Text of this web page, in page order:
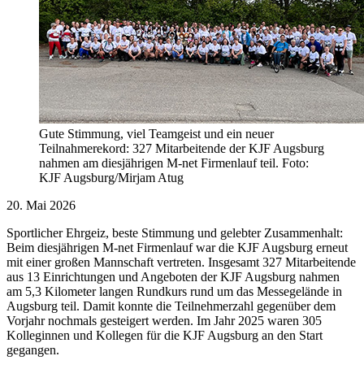
Gute Stimmung, viel Teamgeist und ein neuer
Teilnahmerekord: 327 Mitarbeitende der KJF Augsburg
nahmen am diesjährigen M-net Firmenlauf teil. Foto:
KJF Augsburg/Mirjam Atug
20. Mai 2026
Sportlicher Ehrgeiz, beste Stimmung und gelebter Zusammenhalt:
Beim diesjährigen M-net Firmenlauf war die KJF Augsburg erneut
mit einer großen Mannschaft vertreten. Insgesamt 327 Mitarbeitende
aus 13 Einrichtungen und Angeboten der KJF Augsburg nahmen
am 5,3 Kilometer langen Rundkurs rund um das Messegelände in
Augsburg teil. Damit konnte die Teilnehmerzahl gegenüber dem
Vorjahr nochmals gesteigert werden. Im Jahr 2025 waren 305
Kolleginnen und Kollegen für die KJF Augsburg an den Start
gegangen.